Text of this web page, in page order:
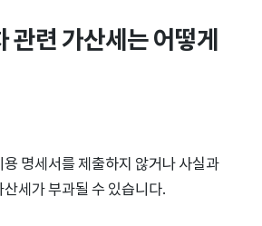
관련 가산세는 어떻게
명세서를 제출하지 않거나 사실과
세가 부과될 수 있습니다.